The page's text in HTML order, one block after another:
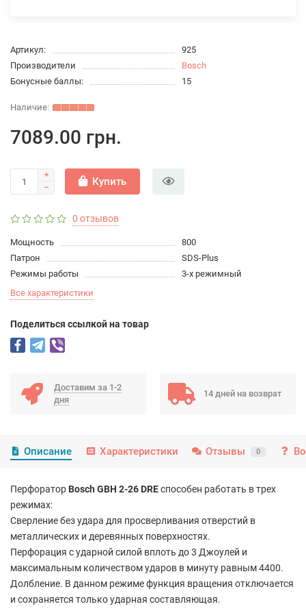
Артикул:
925
Производители
Bosch
Бонусные баллы:
15
7089.00 грн.
Купить
0 отзывов
Мощность
800
Патрон
SDS-Plus
Режимы работы
3-х режимный
Все характеристики
Поделиться ссылкой на товар
Доставим за 1-2
дня
14 дней на возврат
Описание Характеристики Отзывы 0
Перфоратор Bosch GBH 2-26 DREспособен работать в трех
режимах:
Сверление без удара для просверливания отверстий в
металлических и деревянных поверхностях.
Перфорация с ударной силой вплоть до 3 Джоулей и
максимальным количеством ударов в минуту равным 4400.
Долбление. В данном режиме функция вращения отключается
и сохраняется только ударная составляющая.